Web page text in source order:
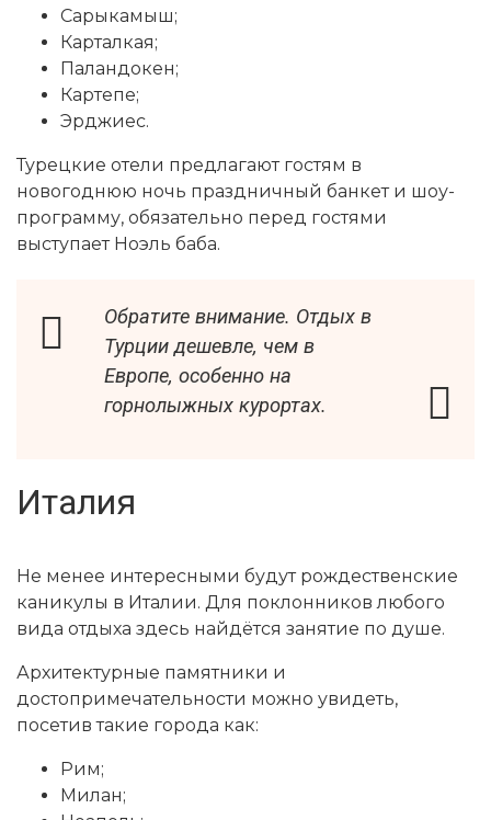
Сарыкамыш;
Карталкая;
Паландокен;
Картепе;
Эрджиес.
Турецкие отели предлагают гостям в
новогоднюю ночь праздничный банкет и шоу-
программу, обязательно перед гостями
выступает Ноэль баба.
Обратите внимание. Отдых в
Турции дешевле, чем в
Европе, особенно на
горнолыжных курортах.
Италия
Не менее интересными будут рождественские
каникулы в Италии. Для поклонников любого
вида отдыха здесь найдётся занятие по душе.
Архитектурные памятники и
достопримечательности можно увидеть,
посетив такие города как:
Рим;
Милан;